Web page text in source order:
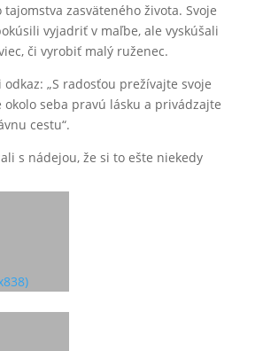
zasväteného života. Svoje
vyjadriť v maľbe, ale vyskúšali
či vyrobiť malý ruženec.
„S radosťou prežívajte svoje
okolo seba pravú lásku a privádzajte
cestu“.
s nádejou, že si to ešte niekedy